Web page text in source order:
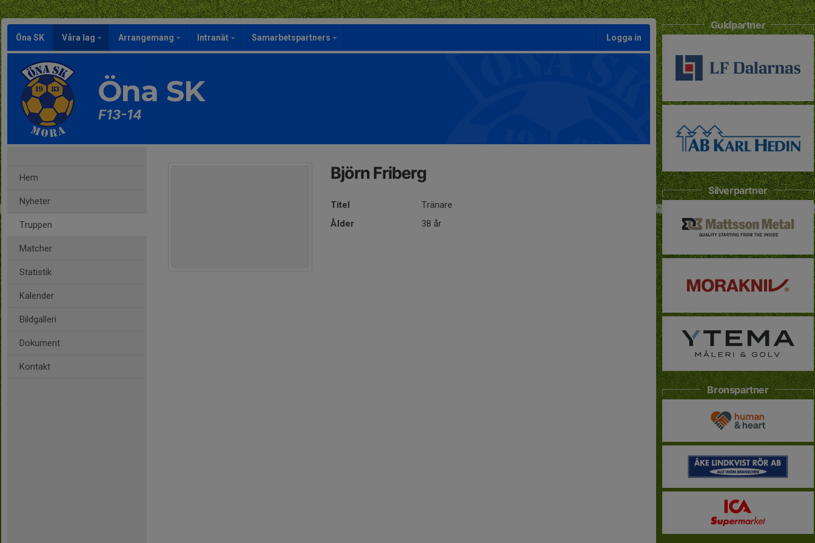
Öna SK Våra lag Arrangemang Intranät Samarbetspartners Logga in
Öna SK
F13-14
Hem
Nyheter
Truppen
Matcher
Statistik
Kalender
Bildgalleri
Dokument
Kontakt
Björn Friberg
Titel
Tränare
Ålder
38 år
Guldpartner
Silverpartner
Bronspartner